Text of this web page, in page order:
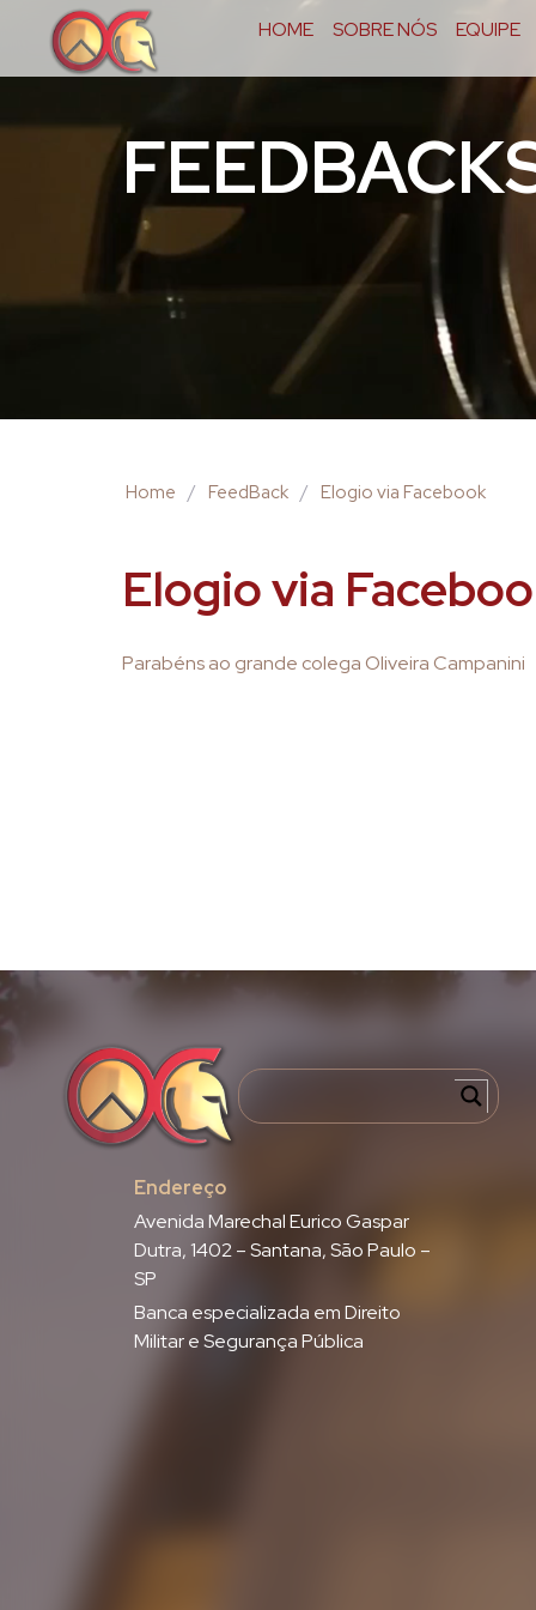
HOME SOBRE NÓS EQUIPE
Home / FeedBack / Elogio via Facebook
Elogio via
Parabéns ao grande colega Oliveira Campanini
Endereço
Avenida Marechal Eurico Gaspar
Dutra, 1402 – Santana, São Paulo –
SP
Banca especializada em Direito
Militar e Segurança Pública